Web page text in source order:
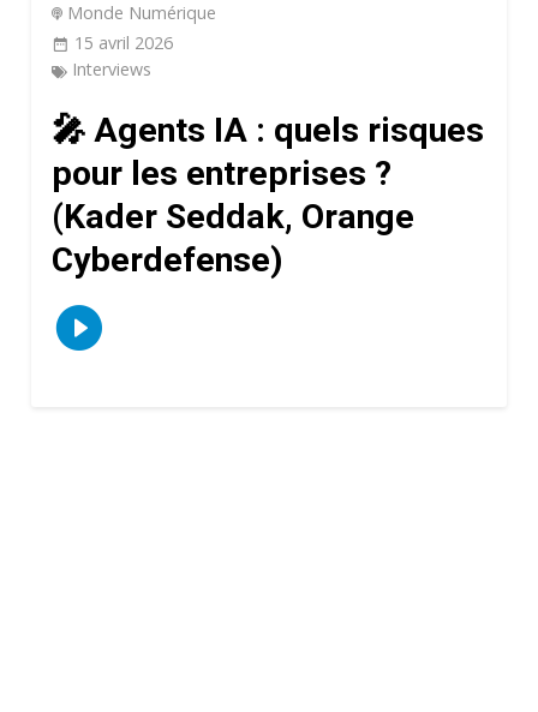
Monde Numérique
15 avril 2026
Interviews
🎤 Agents IA : quels risques
pour les entreprises ?
(Kader Seddak, Orange
Cyberdefense)